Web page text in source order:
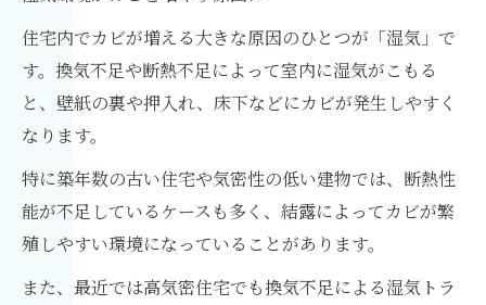
住宅内でカビが増える大きな原因のひとつが「湿気」で
す。換気不足や断熱不足によって室内に湿気がこもる
と、壁紙の裏や押入れ、床下などにカビが発生しやすく
なります。
特に築年数の古い住宅や気密性の低い建物では、断熱性
能が不足しているケースも多く、結露によってカビが繁
殖しやすい環境になっていることがあります。
また、最近では高気密住宅でも換気不足による湿気トラ